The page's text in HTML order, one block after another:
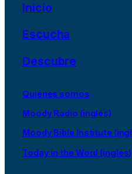
Inicio
Escucha
Descubre
Quiénes somos
Moody Radio (inglés)
Moody Bible Institute
Today in the Word (inglés)